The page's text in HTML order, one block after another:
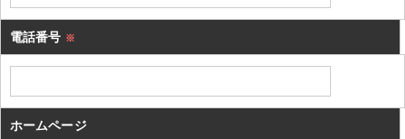
電話番号 ※
ホームページ